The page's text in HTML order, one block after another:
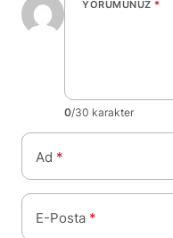
YORUMUNUZ *
0/30 karakter
Ad *
E-Posta *